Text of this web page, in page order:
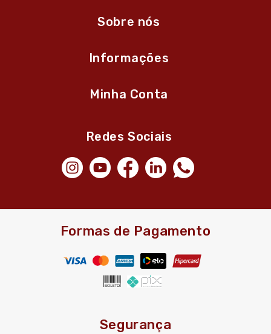
Sobre nós
Informações
Minha Conta
Redes Sociais
Formas de Pagamento
Segurança